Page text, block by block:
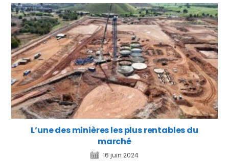
L’une des minières les plus rentables du
marché
16 juin 2024